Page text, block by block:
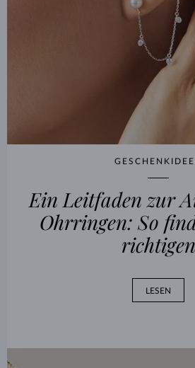
Ein Leitfaden zur
Ohrringen: So
richtigen
LESEN